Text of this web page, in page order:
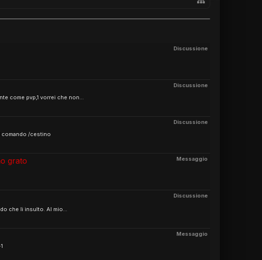
Discussione
Discussione
come pvp,1 vorrei che non...
Discussione
comando /cestino
Messaggio
grato
Discussione
che li insulto. Al mio...
Messaggio